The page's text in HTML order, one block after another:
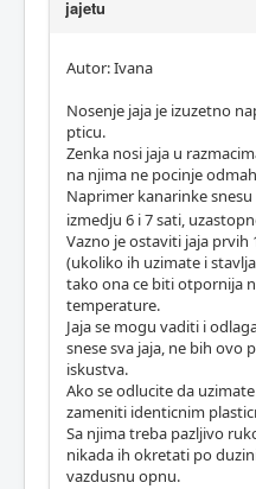
jajetu
Autor: Ivana
Nosenje jaja je izuzetno
pticu.
Zenka nosi jaja u
na njima ne pocinje
Naprimer kanarinke snesu
izmedju 6 i 7 sati,
Vazno je ostaviti jaja prvih
(ukoliko ih uzimate i
tako ona ce biti otpornija
temperature.
Jaja se mogu vaditi i
snese sva jaja, ne bih ovo
iskustva.
Ako se odlucite da
zameniti identicnim
Sa njima treba pazljivo
nikada ih okretati po
vazdusnu opnu.